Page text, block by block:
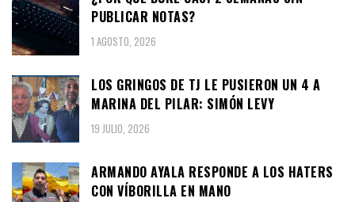
PUBLICAR NOTAS?
1 AGOSTO, 2026
LOS GRINGOS DE TJ LE PUSIERON UN 4 A
MARINA DEL PILAR: SIMÓN LEVY
19 JULIO, 2026
ARMANDO AYALA RESPONDE A LOS HATERS
CON VÍBORILLA EN MANO